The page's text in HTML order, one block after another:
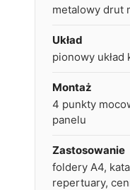
metalowy drut
Układ
pionowy
Montaż
4 punkty
panelu
Zastosowanie
foldery A4,
repertuary,